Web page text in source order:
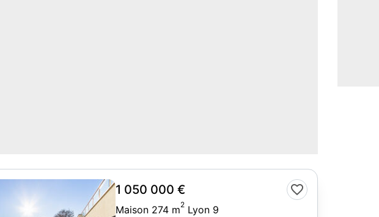
1 050 000 €
Maison 274 m2 Lyon 9